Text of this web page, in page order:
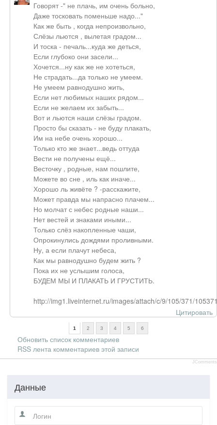
Говорят -" не плачь, им очень больно,
Даже тосковать поменьше надо..."
Как же быть , когда непроизвольно,
Слёзы льются , вылетая градом...
И тоска - печаль...куда же деться,
Если глубоко они засели...
Хочется...ну как же не хотеться,
Не страдать...да только не умеем.
Не умеем равнодушно жить,
Если нет любимых наших рядом...
Если не желаем их забыть...
Вот и льются наши слёзы градом.
Просто бы сказать - не буду плакать,
Им на небе очень хорошо...
Только кто же знает...ведь оттуда
Вести не получены ещё...
Весточку , родные, нам пошлите,
Можете во сне , иль как иначе...
Хорошо ль живёте ? -расскажите,
Может правда мы напрасно плачем...
Но молчат с небес родные наши...
Нет вестей и знаками иными...
Только слёз накопленные чаши,
Опрокинулись дождями проливными.
Ну, а если плачут небеса,
Как мы равнодушно будем жить ?
Пока их не услышим голоса,
БУДЕМ МЫ И ПЛАКАТЬ И ГРУСТИТЬ.
http://img1.liveinternet.ru/images/attach/c/9/105/371/
Цитировать
1 2 3 4 5 6
Обновить список комментариев
RSS лента комментариев этой записи
JComments
Данные